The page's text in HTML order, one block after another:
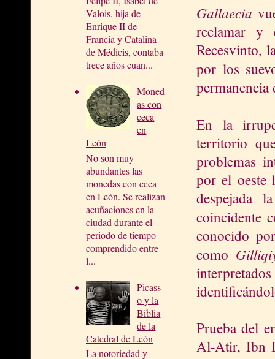
Valois, hija de
Enrique II de
Francia y Catalina
de Médicis, contaba
trece años cuan...
Moned
as con
ceca
en
León
No son muy
abundantes las
monedas con ceca
en León. Se realizan
acuñaciones en la
ciudad durante el
periodo de tiempo
comprendido entre
l...
Picass
o y la
Biblia
de la
Catedral de León
La notoriedad y
Gallaecia
reclamar y
Recesvinto,
por los
En la
territorio
problemas
por el oeste
despejada
coincidente
conocido
como
Prueba del
Al-Atir, Ibn